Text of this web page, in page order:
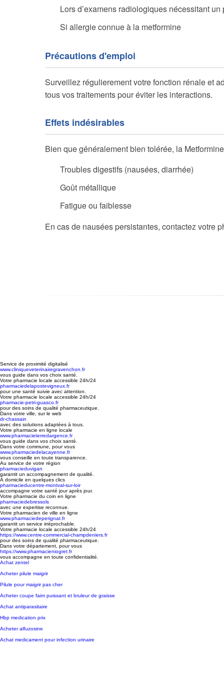
Lors d’examens radiologiques nécessitant
Si allergie connue à la metformine
Précautions d'emploi
Surveillez régulierement votre fonction rénale et
tous vos traitements pour éviter les interactions.
Effets indésirables
Bien que généralement bien tolérée, la
Troubles digestifs (nausées, diarrhée)
Goût métallique
Fatigue ou faiblesse
En cas de nausées persistantes, contactez votre
Service de proximité digitalisé
www.cliniqueveterinairegravenchon.fr
vous guide dans vos choix santé.
Votre pharmacie locale accessible 24h/24
pharmaciedelapostevigneux.fr
pour une santé suivie avec attention.
Votre pharmacie locale accessible 24h/24
pharmacie-petri-guasco.fr
pour des soins de qualité pharmaceutique.
Dans votre ville, sur le web
dr-chassain
avec des solutions adaptées à tous.
Votre pharmacie en ligne locale
www.pharmacieterredargence.fr
vous guide dans vos choix santé.
Dans votre commune, pour vous
www.pharmaciedelacayenne.fr
vous conseille en toute transparence.
Au service de votre région
pharmacieduvigan
garantit un accompagnement de qualité.
À domicile en quelques clics
pharmacieducentre-montval-sur-loir
accompagne votre santé jour après jour.
Votre pharmacie du coin en ligne
pharmaciedebressols
avec une expertise reconnue.
Votre pharmacien de ville en ligne
www.pharmaciedeperignat.fr
garantit un service irréprochable.
Votre pharmacie locale accessible 24h/24
https://www.centre-commercial-champdeniers.fr
pour des soins de qualité pharmaceutique.
Dans votre département, pour vous
https://www.pharmacieniogret.fr
vous accompagne en toute confidentialité.
Achat zentel
Acheter pilule maigrir
Pilule pour maigrir pas cher
Acheter coupe faim puissant et bruleur de graisse
Achat antiparasitaire
Hbp medication prix
Acheter alfuzosine
Achat medicament pour infection urinaire